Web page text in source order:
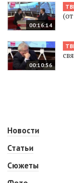
00:16:14
00:10:56
Новости
Статьи
Сюжеты